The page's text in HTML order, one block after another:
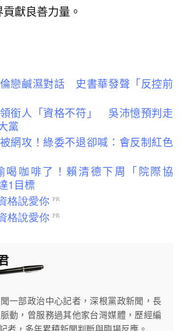
獻良善力量。
戀鹹濕對話 史書華發聲「反控前
銜人「資格不符」 吳沛憶預判走
黨
網攻！綠委不退卻喊：會反制紅色
喝咖啡了！賴清德下周「院際協
1目標
聞一部政治中心記者，深根黨政新聞，長
動，曾服務過其他家台灣媒體，歷經編
者，多年累積新聞判斷與臨場反應。